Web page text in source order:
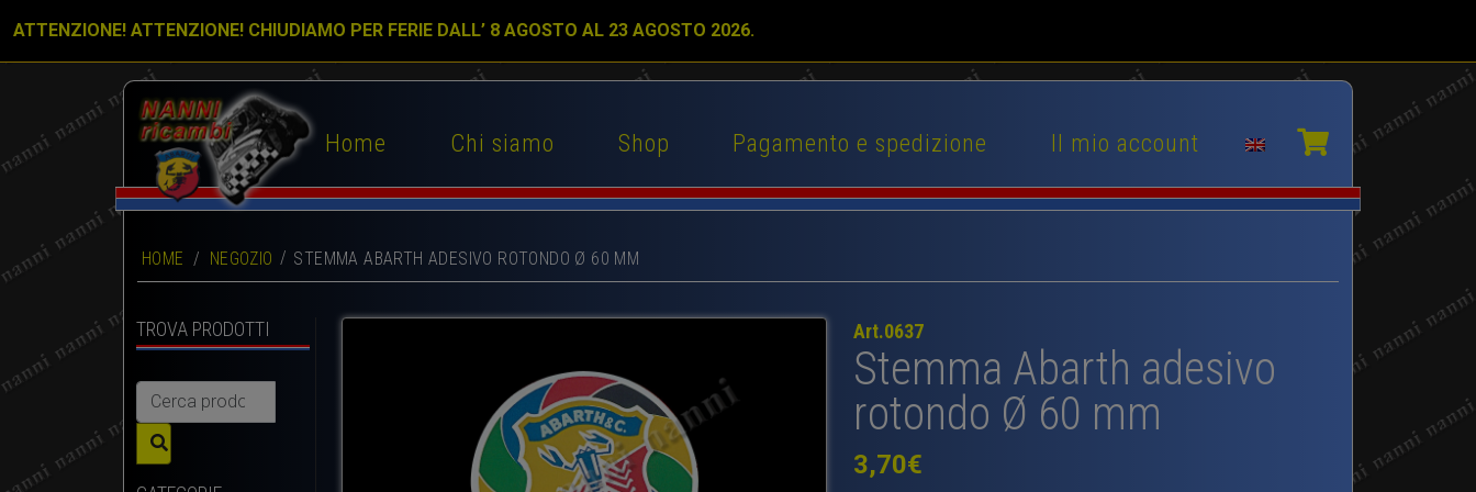
ATTENZIONE! ATTENZIONE! CHIUDIAMO PER FERIE DALL’ 8 AGOSTO AL 23 AGOSTO 2026.
Home Chi siamo Shop Pagamento e spedizione Il mio account
HOME / NEGOZIO STEMMA ABARTH ADESIVO ROTONDO Ø 60 MM
TROVA PRODOTTI
Cerca:
Art.0637
Stemma Abarth adesivo
rotondo Ø 60 mm
3,70€